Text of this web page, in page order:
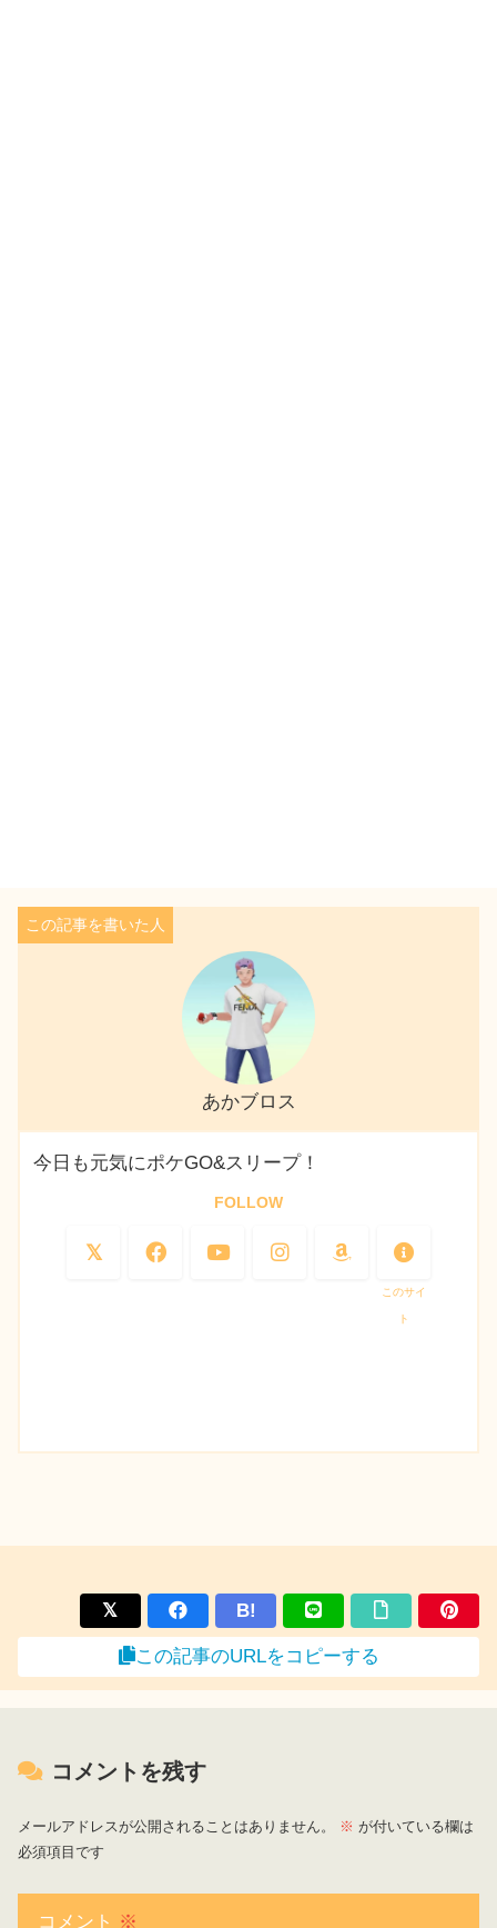
あかブロス
今日も元気にポケGO&スリープ！
FOLLOW
このサイ
ト
B!
この記事のURLをコピーする
コメントを残す
メールアドレスが公開されることはありません。 ※ が付いている欄は
必須項目です
コメント ※